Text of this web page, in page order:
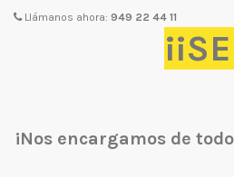
Llámanos ahora: 949 22 44 11
¡Nos encargamos de